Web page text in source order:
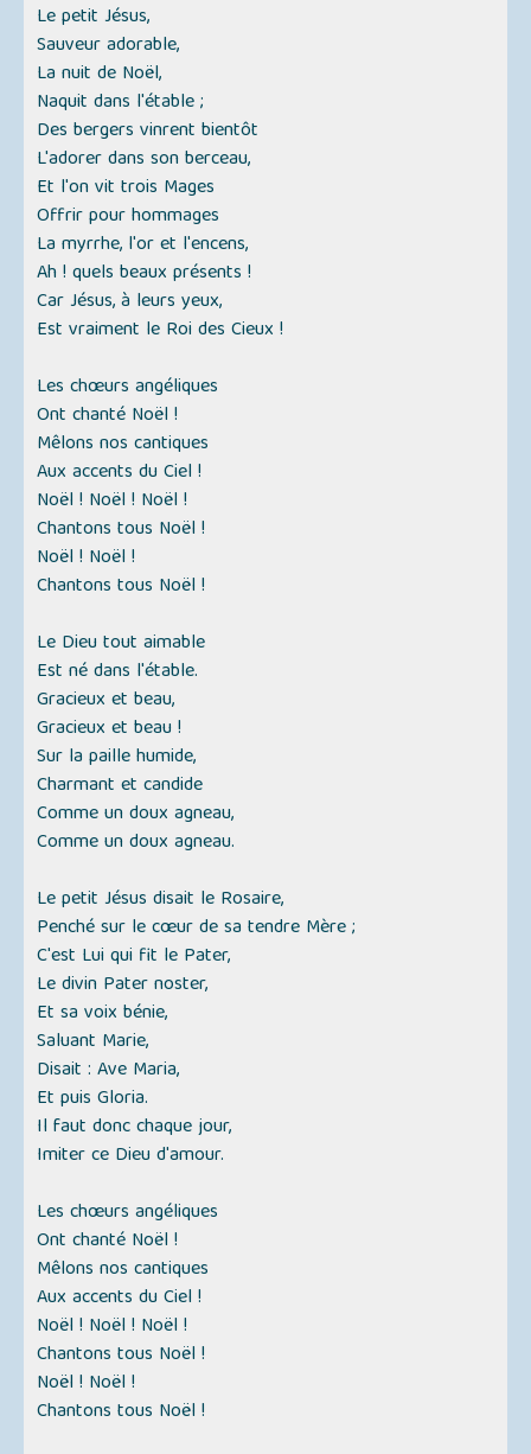
Le petit Jésus,
Sauveur adorable,
La nuit de Noël,
Naquit dans l'étable ;
Des bergers vinrent bientôt
L'adorer dans son berceau,
Et l'on vit trois Mages
Offrir pour hommages
La myrrhe, l'or et l'encens,
Ah ! quels beaux présents !
Car Jésus, à leurs yeux,
Est vraiment le Roi des Cieux !
Les chœurs angéliques
Ont chanté Noël !
Mêlons nos cantiques
Aux accents du Ciel !
Noël ! Noël ! Noël !
Chantons tous Noël !
Noël ! Noël !
Chantons tous Noël !
Le Dieu tout aimable
Est né dans l'étable.
Gracieux et beau,
Gracieux et beau !
Sur la paille humide,
Charmant et candide
Comme un doux agneau,
Comme un doux agneau.
Le petit Jésus disait le Rosaire,
Penché sur le cœur de sa tendre Mère ;
C'est Lui qui fit le Pater,
Le divin Pater noster,
Et sa voix bénie,
Saluant Marie,
Disait : Ave Maria,
Et puis Gloria.
Il faut donc chaque jour,
Imiter ce Dieu d'amour.
Les chœurs angéliques
Ont chanté Noël !
Mêlons nos cantiques
Aux accents du Ciel !
Noël ! Noël ! Noël !
Chantons tous Noël !
Noël ! Noël !
Chantons tous Noël !